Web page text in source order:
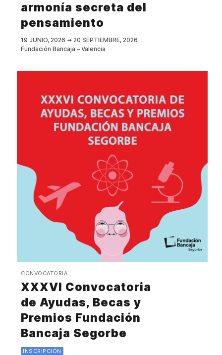
armonía secreta del
pensamiento
19 JUNIO, 2026 ➟ 20 SEPTIEMBRE, 2026
Fundación Bancaja – Valencia
CONVOCATORIA
XXXVI Convocatoria
de Ayudas, Becas y
Premios Fundación
Bancaja Segorbe
INSCRIPCIÓN